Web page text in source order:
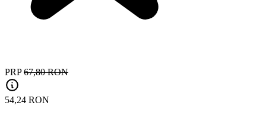
PRP 67,80 RON
54,24 RON